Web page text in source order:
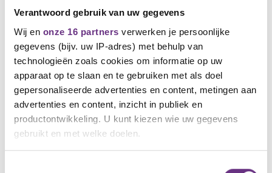
Verantwoord gebruik van uw gegevens
Wij en onze 16 partners verwerken je persoonlijke
gegevens (bijv. uw IP-adres) met behulp van
technologieën zoals cookies om informatie op uw
apparaat op te slaan en te gebruiken met als doel
gepersonaliseerde advertenties en content, metingen aan
advertenties en content, inzicht in publiek en
productontwikkeling. U kunt kiezen wie uw gegevens
gebruikt en met welke doelen.
CNV: Actiedruk levert alsnog cao-
resultaat op bij Philip Morris
Stakingen voorlopig van de baan bij
tabaksfabrikant in Bergen op Zoom